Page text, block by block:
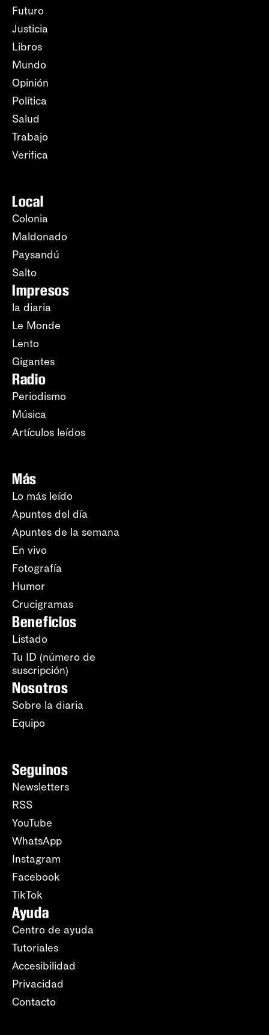
Futuro
Justicia
Libros
Mundo
Opinión
Política
Salud
Trabajo
Verifica
Local
Colonia
Maldonado
Paysandú
Salto
Impresos
la diaria
Le Monde
Lento
Gigantes
Radio
Periodismo
Música
Artículos leídos
Más
Lo más leído
Apuntes del día
Apuntes de la semana
En vivo
Fotografía
Humor
Crucigramas
Beneficios
Listado
Tu ID (número de
suscripción)
Nosotros
Sobre la diaria
Equipo
Seguinos
Newsletters
RSS
YouTube
WhatsApp
Instagram
Facebook
TikTok
Ayuda
Centro de ayuda
Tutoriales
Accesibilidad
Privacidad
Contacto